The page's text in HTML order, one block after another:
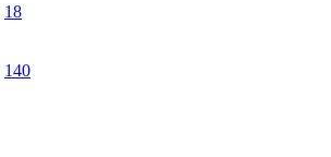
18
140